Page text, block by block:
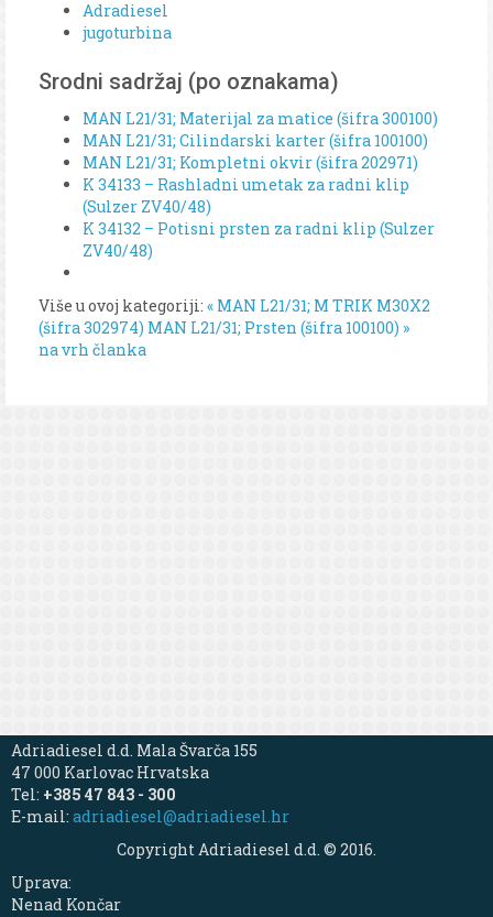
Adradiesel
jugoturbina
Srodni sadržaj (po oznakama)
MAN L21/31; Materijal za matice (šifra 300100)
MAN L21/31; Cilindarski karter (šifra 100100)
MAN L21/31; Kompletni okvir (šifra 202971)
K 34133 – Rashladni umetak za radni klip
(Sulzer ZV40/48)
K 34132 – Potisni prsten za radni klip (Sulzer
ZV40/48)
Više u ovoj kategoriji: « MAN L21/31; M TRIK M30X2
(šifra 302974) MAN L21/31; Prsten (šifra 100100) »
na vrh članka
Adriadiesel d.d. Mala Švarča 155
47 000 Karlovac Hrvatska
Tel: +385 47 843 - 300
E-mail: adriadiesel@adriadiesel.hr
Copyright Adriadiesel d.d. © 2016.
Uprava:
Nenad Končar